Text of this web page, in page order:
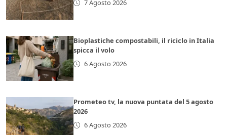
7 Agosto 2026
Bioplastiche compostabili, il riciclo in Italia
spicca il volo
6 Agosto 2026
Prometeo tv, la nuova puntata del 5 agosto
2026
6 Agosto 2026